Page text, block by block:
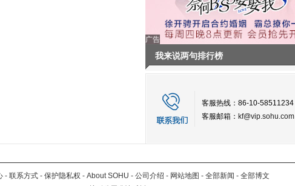
广告
我来说两句排行榜
客服热线：86-10-58511234
客服邮箱： kf@vip.sohu.com
- 联系方式 - 保护隐私权 - About SOHU - 公司介绍 - 网站地图 - 全部新闻 - 全部博文